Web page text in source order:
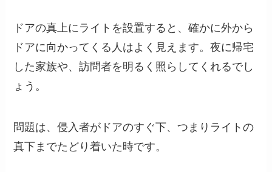
ドアの真上にライトを設置すると、確かに外から
ドアに向かってくる人はよく見えます。夜に帰宅
した家族や、訪問者を明るく照らしてくれるでし
ょう。
問題は、侵入者がドアのすぐ下、つまりライトの
真下までたどり着いた時です。